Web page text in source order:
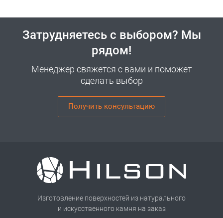
Затрудняетесь с выбором? Мы
рядом!
Менеджер свяжется с вами и поможет
сделать выбор
Получить консультацию
Изготовление поверхностей из натурального
и искусственного камня на заказ